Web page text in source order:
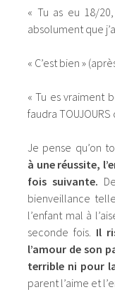
« Tu as eu 18/
absolument que
« C’est bien »
« Tu es vraiment
faudra
Je pense qu’on
à une réussite,
fois suivante.
bienveillance
l’enfant mal à
seconde fois. Il
l’amour de son
terrible ni pour
parent l’aime et